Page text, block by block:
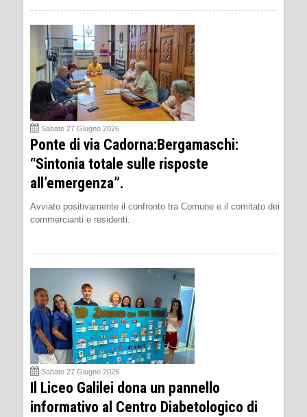
Sabato 27 Giugno 2026
Ponte di via Cadorna:Bergamaschi:
“Sintonia totale sulle risposte
all’emergenza”.
Avviato positivamente il confronto tra Comune e il comitato dei
commercianti e residenti.
Sabato 27 Giugno 2026
Il Liceo Galilei dona un pannello
informativo al Centro Diabetologico di